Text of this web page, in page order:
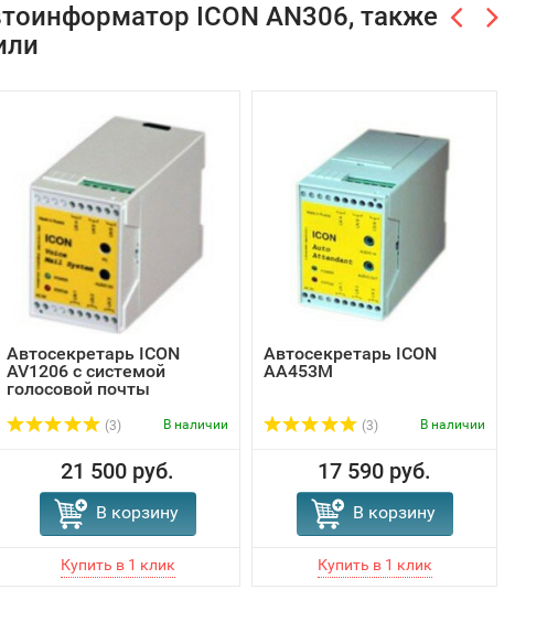
ICON AN306, также
Автосекретарь ICON
AV1206 с системой
голосовой почты
(3) В наличии
21 500 руб.
В корзину
Автосекретарь ICON
AA453M
(3) В наличии
17 590 руб.
В корзину